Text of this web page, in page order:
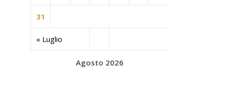
Agosto 2026
« Luglio
31